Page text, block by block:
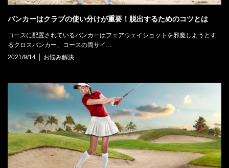
バンカーはクラブの使い分けが重要！脱出するためのコツとは
コースに配置されているバンカーはフェアウェイショットを邪魔しようとす
るクロスバンカー、コースの両サイ…
2021/9/14
お悩み解決